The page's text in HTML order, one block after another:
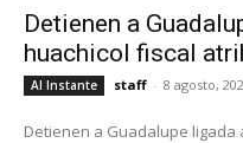
Detienen a
huachicol fiscal
Al Instante staff - 8 agosto,
Detienen a Guadalupe